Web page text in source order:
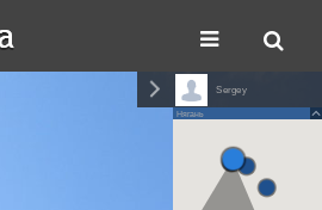
Sergey
Нягань